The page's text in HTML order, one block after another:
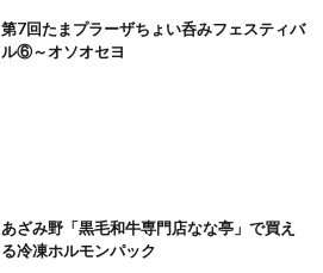
第7回たまプラーザちょい呑みフェスティバ
ル⑥～オソオセヨ
あざみ野「黒毛和牛専門店なな亭」で買え
る冷凍ホルモンパック